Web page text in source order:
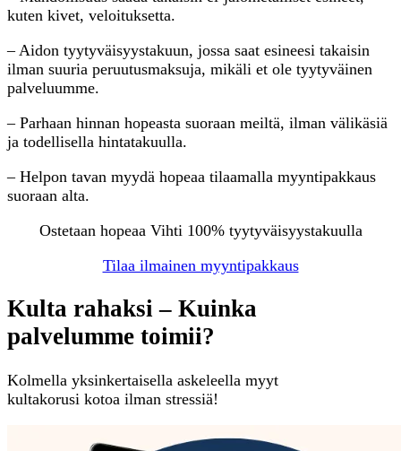
kuten kivet, veloituksetta.
– Aidon tyytyväisyystakuun, jossa saat esineesi takaisin
ilman suuria peruutusmaksuja, mikäli et ole tyytyväinen
palveluumme.
– Parhaan hinnan hopeasta suoraan meiltä, ilman välikäsiä
ja todellisella hintatakuulla.
– Helpon tavan myydä hopeaa tilaamalla myyntipakkaus
suoraan alta.
Ostetaan hopeaa Vihti 100% tyytyväisyystakuulla
Tilaa ilmainen myyntipakkaus
Kulta rahaksi – Kuinka
palvelumme toimii?
Kolmella yksinkertaisella askeleella myyt
kultakorusi kotoa ilman stressiä!